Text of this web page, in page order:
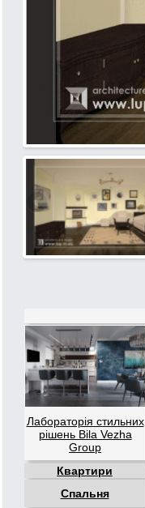
Лабораторія стильних
рішень Bila Vezha
Group
Квартири
Спальня